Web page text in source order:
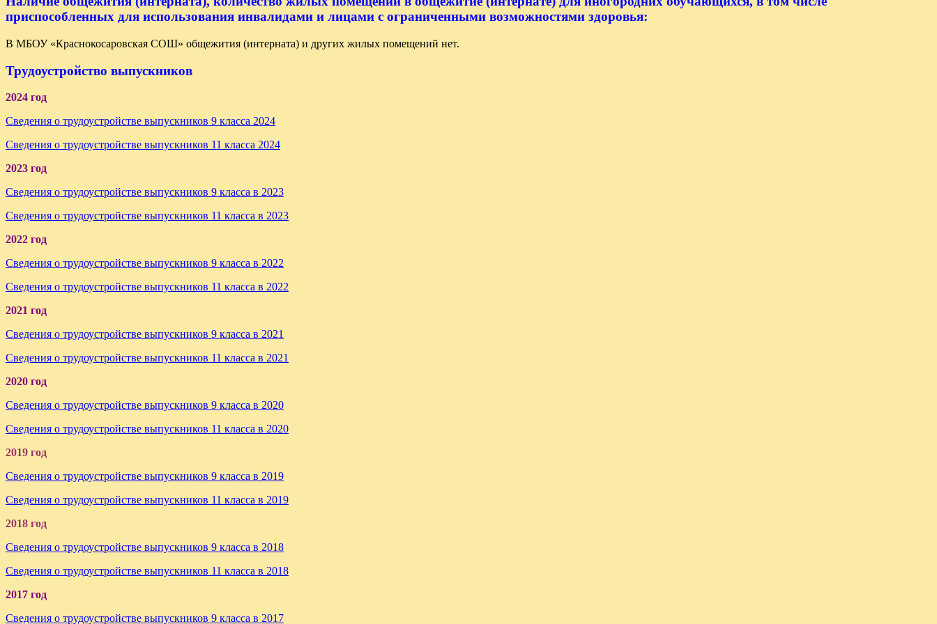
приспособленных для использования инвалидами и лицами с ограниченными возможностями здоровья:
В МБОУ «Краснокосаровская СОШ» общежития (интерната) и других жилых помещений нет.
Трудоустройство выпускников
2024 год
Сведения о трудоустройстве выпускников 9 класса 2024
Сведения о трудоустройстве выпускников 11 класса 2024
2023 год
Сведения о трудоустройстве выпускников 9 класса в 2023
Сведения о трудоустройстве выпускников 11 класса в 2023
2022 год
Сведения о трудоустройстве выпускников 9 класса в 2022
Сведения о трудоустройстве выпускников 11 класса в 2022
2021 год
Сведения о трудоустройстве выпускников 9 класса в 2021
Сведения о трудоустройстве выпускников 11 класса в 2021
2020 год
Сведения о трудоустройстве выпускников 9 класса в 2020
Сведения о трудоустройстве выпускников 11 класса в 2020
2019 год
Сведения о трудоустройстве выпускников 9 класса в 2019
Сведения о трудоустройстве выпускников 11 класса в 2019
2018 год
Сведения о трудоустройстве выпускников 9 класса в 2018
Сведения о трудоустройстве выпускников 11 класса в 2018
2017 год
Сведения о трудоустройстве выпускников 9 класса в 2017